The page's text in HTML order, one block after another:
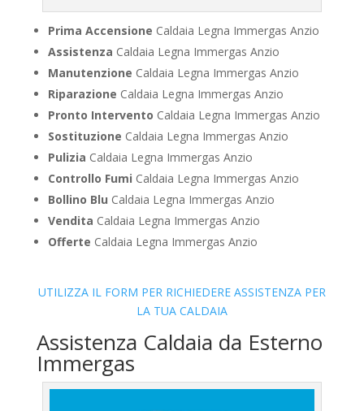
Prima Accensione Caldaia Legna Immergas Anzio
Assistenza Caldaia Legna Immergas Anzio
Manutenzione Caldaia Legna Immergas Anzio
Riparazione Caldaia Legna Immergas Anzio
Pronto Intervento Caldaia Legna Immergas Anzio
Sostituzione Caldaia Legna Immergas Anzio
Pulizia Caldaia Legna Immergas Anzio
Controllo Fumi Caldaia Legna Immergas Anzio
Bollino Blu Caldaia Legna Immergas Anzio
Vendita Caldaia Legna Immergas Anzio
Offerte Caldaia Legna Immergas Anzio
UTILIZZA IL FORM PER RICHIEDERE ASSISTENZA PER
LA TUA CALDAIA
Assistenza Caldaia da Esterno
Immergas